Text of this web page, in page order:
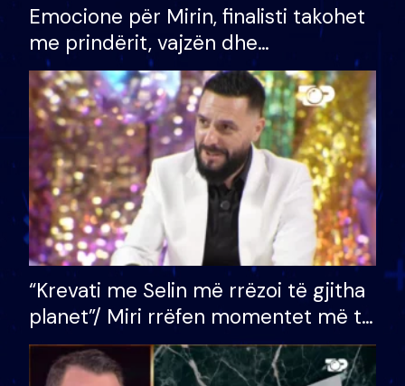
Emocione për Mirin, finalisti takohet
me prindërit, vajzën dhe
bashkëshorten: S’kemi ndonjë letër
divorci apo jo?
“Krevati me Selin më rrëzoi të gjitha
planet”/ Miri rrëfen momentet më të
bukura në shtëpinë e BB VIP: Do më
mungojë zilja e mëngjesit kur…